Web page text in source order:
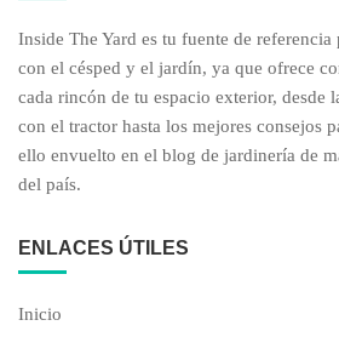
Inside The Yard es tu fuente de
con el césped y el jardín, ya que ofrece
cada rincón de tu espacio exterior, desde
con el tractor hasta los mejores consejos
ello envuelto en el blog de jardinería de
del país.
ENLACES ÚTILES
Inicio